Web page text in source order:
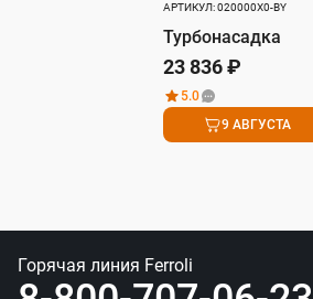
АРТИКУЛ: 020000X0-BY
Турбонасадка
23 836 ₽
5.0
9 АВГУСТА
Горячая линия Ferroli